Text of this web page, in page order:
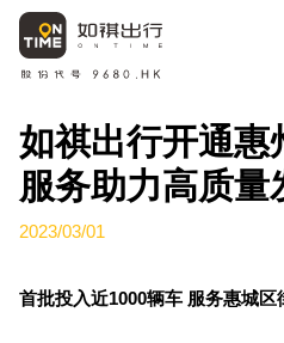
如祺出行开通惠
服务助力高质量
2023/03/01
首批投入近1000辆车 服务惠城区